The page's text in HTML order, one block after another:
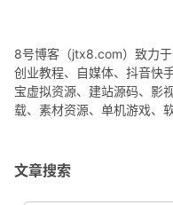
8号博客（jtx8.com）致力
创业教程、自媒体、抖音快
宝虚拟资源、建站源码、影
载、素材资源、单机游戏、
文章搜索